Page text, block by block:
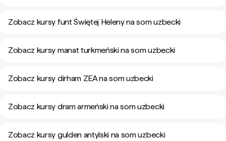
Zobacz kursy funt Świętej Heleny na som uzbecki
Zobacz kursy manat turkmeński na som uzbecki
Zobacz kursy dirham ZEA na som uzbecki
Zobacz kursy dram armeński na som uzbecki
Zobacz kursy gulden antylski na som uzbecki